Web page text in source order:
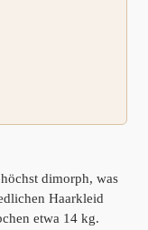
dimorph, was
Haarkleid
etwa 14 kg.